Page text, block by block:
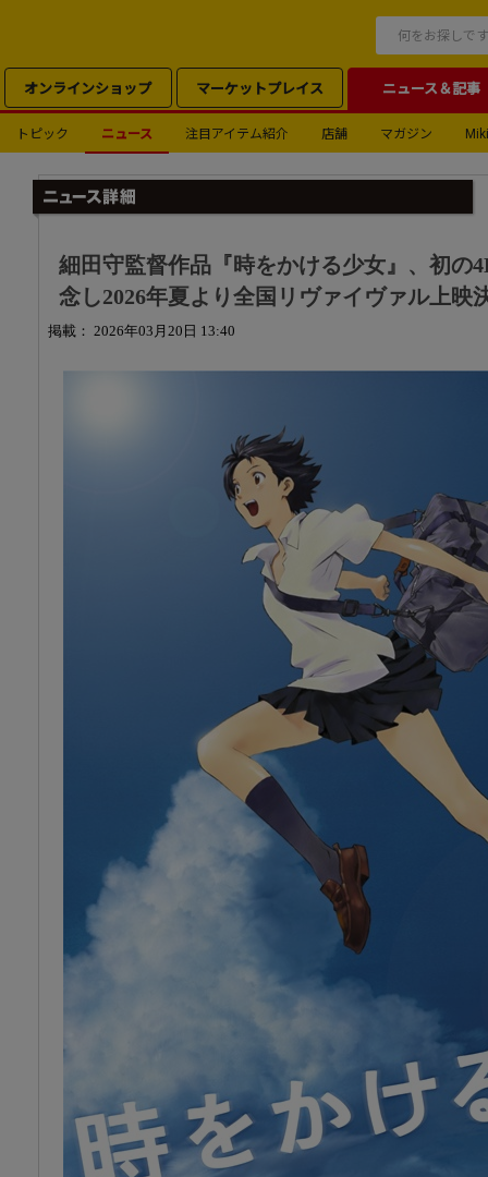
オンラインショップ マーケットプレイス ニュース＆記事
トピック ニュース 注目アイテム紹介 店舗 マガジン
細田守監督作品『時をかける少女』、初の
念し2026年夏より全国リヴァイヴァル上映
掲載： 2026年03月20日 13:40